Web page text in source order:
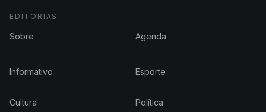
EDITORIAS
Sobre Agenda
Informativo Esporte
Cultura Política